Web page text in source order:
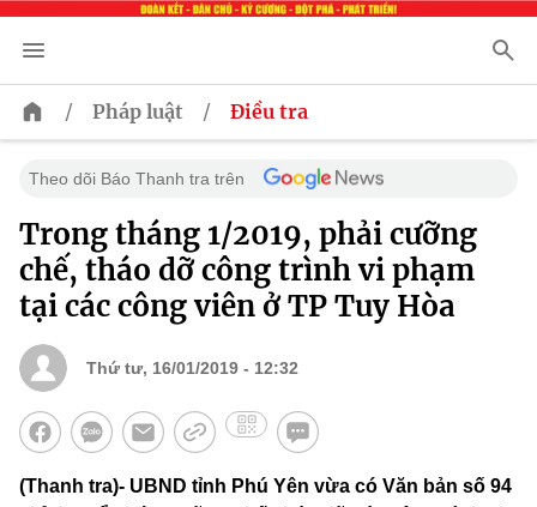
/ Pháp luật / Điều tra
Theo dõi Báo Thanh tra trên
Trong tháng 1/2019, phải cưỡng
chế, tháo dỡ công trình vi phạm
tại các công viên ở TP Tuy Hòa
Thứ tư, 16/01/2019 - 12:32
(Thanh tra)- UBND tỉnh Phú Yên vừa có Văn bản số 94